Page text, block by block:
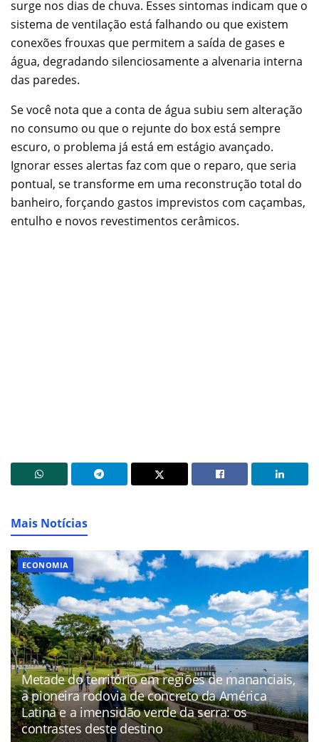
surge nos dias de chuva. Esses sintomas indicam que o
sistema de ventilação está falhando ou que existem
conexões frouxas que permitem a saída de gases e
água, degradando silenciosamente a alvenaria interna
das paredes.
Se você nota que a conta de água subiu sem alteração
no consumo ou que o rejunte do box está sempre
escuro, o problema já está em estágio avançado.
Ignorar esses alertas faz com que o reparo, que seria
pontual, se transforme em uma reconstrução total do
banheiro, forçando gastos imprevistos com caçambas,
entulho e novos revestimentos cerâmicos.
Mais Notícias
ECONOMIA
Metade do território em regiões de mananciais,
a pioneira rodovia de concreto da América
Latina e a imensidão verde da serra: os
contrastes deste destino